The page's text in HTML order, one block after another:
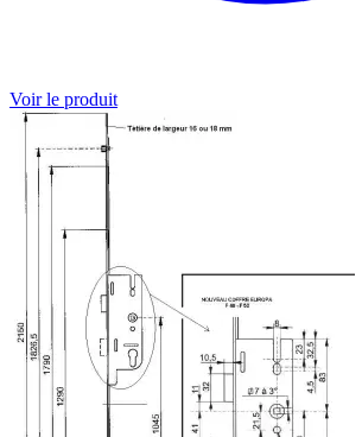
Voir le produit